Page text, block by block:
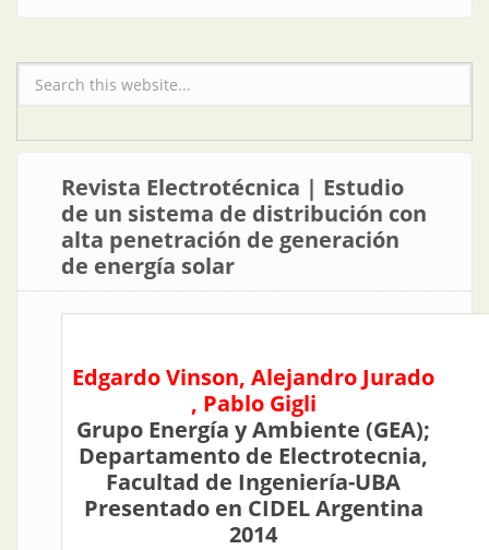
Formulario de búsqueda
Revista Electrotécnica | Estudio
de un sistema de distribución con
alta penetración de generación
de energía solar
Edgardo Vinson, Alejandro Jurado
, Pablo Gigli
Grupo Energía y Ambiente (GEA);
Departamento de Electrotecnia,
Facultad de Ingeniería-UBA
Presentado en CIDEL Argentina
2014